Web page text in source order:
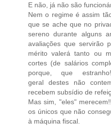
E não, já não são
Nem o regime é assim
que se ache que no
sereno durante alguns
avaliações que servirão
mérito valerá tanto ou
cortes (de salários
porque, que
geral destes não
recebem subsídio de
Mas sim, "eles"
os únicos que não
à máquina fiscal.